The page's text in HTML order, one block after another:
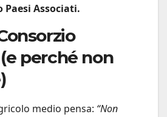
Paesi Associati.
perché non
medio pensa: “Non